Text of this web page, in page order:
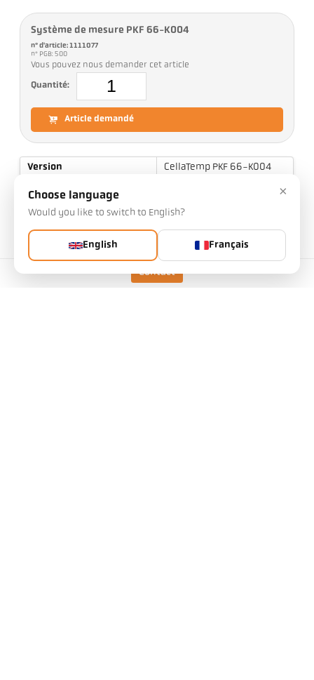
Contact
Système de mesure PKF 66-K004
n° d'article: 1111077
n° PGB: 500
Vous pouvez nous demander cet article
Quantité:
Article demandé
Version
CellaTemp PKF 66-K004
Plage de mesure
Distance focale
0,12 m - ∞
Forme de la cible
rond
Rapport optique
100 : 1
Principe de mesure
bichromatique
×
Choose language
Would you like to switch to English?
English Français